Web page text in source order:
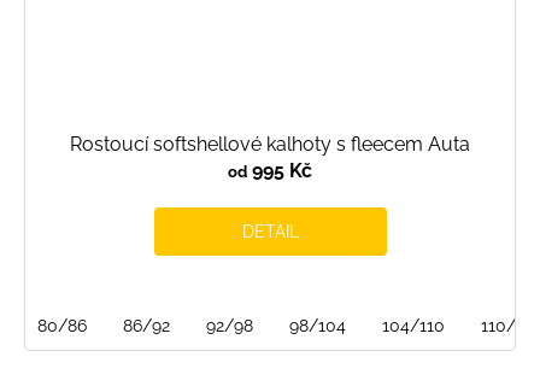
Rostoucí softshellové kalhoty s fleecem Auta
od 995 Kč
DETAIL
80/86 86/92 92/98 98/104 104/110 110/116